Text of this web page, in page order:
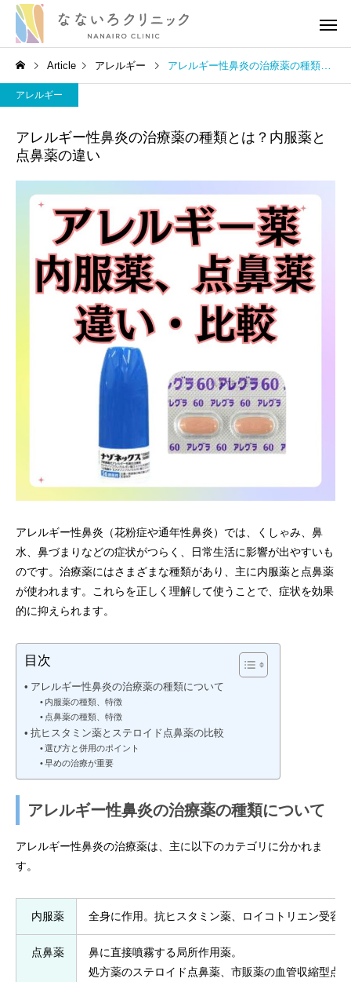
［医師解説］生活習慣の修
正でどれだけ血圧が下がる
のか？
血圧の薬を飲み続ける
がある？医師の考えを
りやすく伝えます
Article アレルギー アレルギー性鼻炎の治療薬の種類とは？内服薬と点鼻薬の違い
アレルギー
アレルギー性鼻炎の治療薬の種類とは？内服薬と
点鼻薬の違い
アレルギー性鼻炎（花粉症や通年性鼻炎）では、くしゃみ、鼻
水、鼻づまりなどの症状がつらく、日常生活に影響が出やすいも
のです。治療薬にはさまざまな種類があり、主に内服薬と点鼻薬
が使われます。これらを正しく理解して使うことで、症状を効果
的に抑えられます。
目次
アレルギー性鼻炎の治療薬の種類について
内服薬の種類、特徴
点鼻薬の種類、特徴
抗ヒスタミン薬とステロイド点鼻薬の比較
選び方と併用のポイント
早めの治療が重要
アレルギー性鼻炎の治療薬の種類について
アレルギー性鼻炎の治療薬は、主に以下のカテゴリに分かれま
す。
内服薬 全身に作用。抗ヒスタミン薬、ロイコトリエン受容
点鼻薬
鼻に直接噴霧する局所作用薬。
処方薬のステロイド点鼻薬、市販薬の血管収縮型点